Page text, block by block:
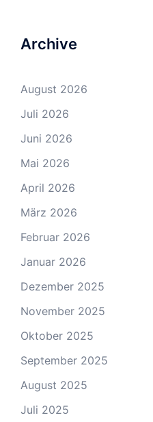
Archive
August 2026
Juli 2026
Juni 2026
Mai 2026
April 2026
März 2026
Februar 2026
Januar 2026
Dezember 2025
November 2025
Oktober 2025
September 2025
August 2025
Juli 2025